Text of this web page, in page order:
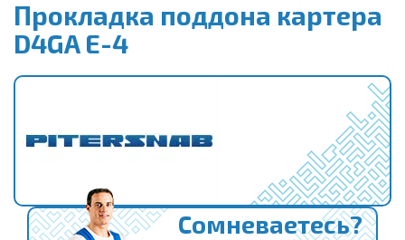
Прокладка поддона картера
D4GA E-4
Сомневаетесь?